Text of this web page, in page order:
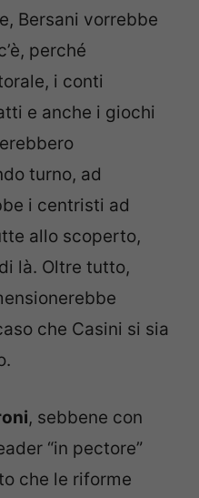
Bersani vorrebbe
perché
i conti
e anche i giochi
turno, ad
i centristi ad
allo scoperto,
là. Oltre tutto,
che Casini si sia
, sebbene con
“in pectore”
che le riforme